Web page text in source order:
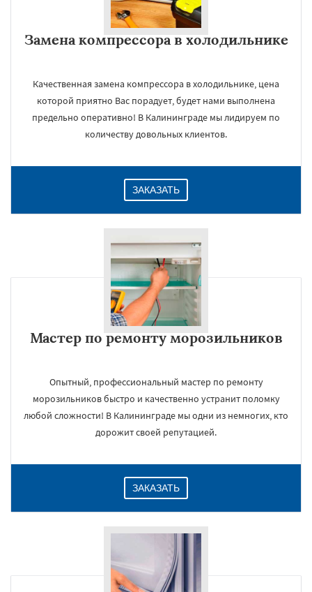
Замена компрессора в холодильнике
Качественная замена компрессора в холодильнике, цена
которой приятно Вас порадует, будет нами выполнена
предельно оперативно! В Калининграде мы лидируем по
количеству довольных клиентов.
ЗАКАЗАТЬ
Мастер по ремонту морозильников
Опытный, профессиональный мастер по ремонту
морозильников быстро и качественно устранит поломку
любой сложности! В Калининграде мы одни из немногих, кто
дорожит своей репутацией.
ЗАКАЗАТЬ